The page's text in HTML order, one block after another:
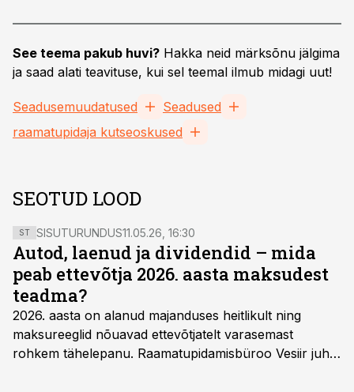
See teema pakub huvi? Hakka neid märksõnu jälgima
ja saad alati teavituse, kui sel teemal ilmub midagi uut!
Seadusemuudatused
Seadused
raamatupidaja kutseoskused
SEOTUD LOOD
ST SISUTURUNDUS11.05.26, 16:30
Autod, laenud ja dividendid – mida
peab ettevõtja 2026. aasta maksudest
teadma?
2026. aasta on alanud majanduses heitlikult ning
maksureeglid nõuavad ettevõtjatelt varasemast
rohkem tähelepanu. Raamatupidamisbüroo Vesiir juht